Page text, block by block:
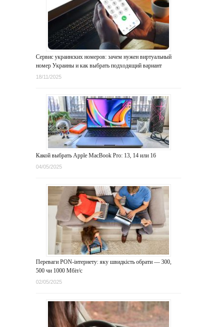
Сервис украинских номеров: зачем нужен виртуальный
номер Украины и как выбрать подходящий вариант
18/11/2025
Какой выбрать Apple MacBook Pro: 13, 14 или 16
04/05/2025
Переваги PON-інтернету: яку швидкість обрати — 300,
500 чи 1000 Мбіт/с
02/05/2025